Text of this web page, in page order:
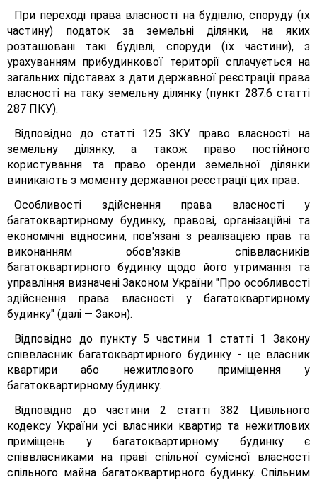
При переході права власності на будівлю, споруду (їх
частину) податок за земельні ділянки, на яких
розташовані такі будівлі, споруди (їх частини), з
урахуванням прибудинкової території сплачується на
загальних підставах з дати державної реєстрації права
власності на таку земельну ділянку (пункт 287.6 статті
287 ПКУ).
Відповідно до статті 125 ЗКУ право власності на
земельну ділянку, а також право постійного
користування та право оренди земельної ділянки
виникають з моменту державної реєстрації цих прав.
Особливості здійснення права власності у
багатоквартирному будинку, правові, організаційні та
економічні відносини, пов'язані з реалізацією прав та
виконанням обов'язків співвласників
багатоквартирного будинку щодо його утримання та
управління визначені Законом України "Про особливості
здійснення права власності у багатоквартирному
будинку" (далі — Закон).
Відповідно до пункту 5 частини 1 статті 1 Закону
співвласник багатоквартирного будинку - це власник
квартири або нежитлового приміщення у
багатоквартирному будинку.
Відповідно до частини 2 статті 382 Цивільного
кодексу України усі власники квартир та нежитлових
приміщень у багатоквартирному будинку є
співвласниками на праві спільної сумісної власності
спільного майна багатоквартирного будинку. Спільним